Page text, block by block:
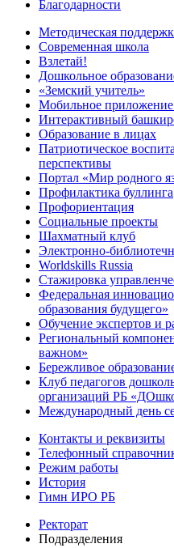
Благодарности
Методическая
Современная школа
Взлетай!
Дошкольное
«Земский учитель»
Мобильное
Интерактивный
Образование в лицах
Патриотическое
перспективы
Портал «Мир родного
Профилактика буллинга
Профориентация
Социальные проекты
Шахматный клуб
Электронно-
Worldskills Russia
Стажировка
Федеральная
образования будущего»
Обучение экспертов и
Региональный
важном»
Бережливое
Клуб педагогов
организаций РБ
Международный день
Контакты и реквизиты
Телефонный
Режим работы
История
Гимн ИРО РБ
Ректорат
Подразделения